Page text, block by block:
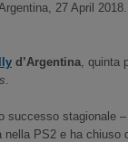
27 April
d’Argentina, quinta
.
successo stagionale
nella PS2 e ha chiuso